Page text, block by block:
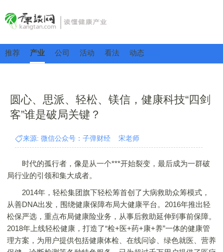
推荐 产业 公司 活动 看法 动态
圆心、思派、轻松、镁信，健康科技“四剑
客”谁是破局关键？
来源: 微信公众号：子弹财经 宋老师
时代的孤行者，像是从一个***开始裂变，最后成为一群破
局行业的引领和集大成者。
2014年，轻松集团旗下轻松筹首创了大病救助众筹模式，
从善DNA出发，围绕健康保障布局大健康平台。2016年推出轻
松保严选，重点布局健康险业务，从事后救助延伸到事前保障。
2018年上线轻松健康，打造了“检+医+药+康+养”一体的健康管
理方案，为用户提供包括健康体检、在线问诊、绿色就医、营养